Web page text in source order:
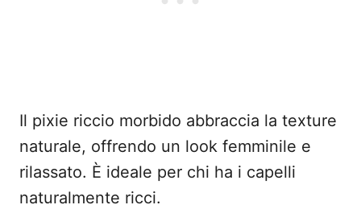
Il pixie riccio morbido abbraccia la texture
naturale, offrendo un look femminile e
rilassato. È ideale per chi ha i capelli
naturalmente ricci.